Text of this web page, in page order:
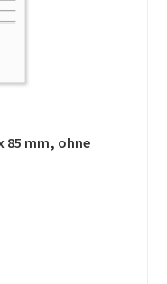
von 5 Sternen
85 mm, ohne